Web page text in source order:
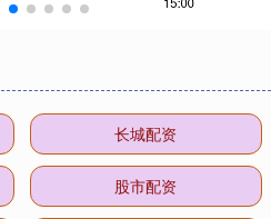
长城配资
股市配资